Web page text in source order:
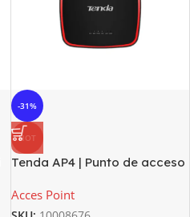
-31%
HOT
Tenda AP4 | Punto de acceso
100Mb/s
Acces Point